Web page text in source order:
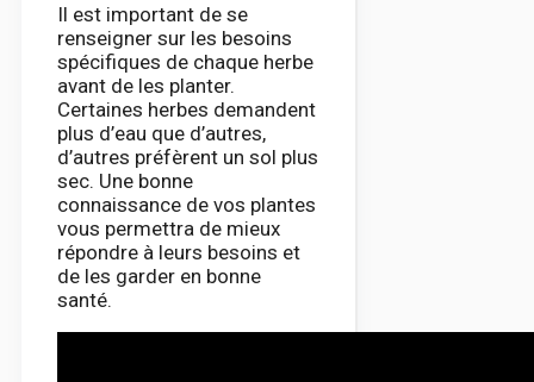
Il est important de se
renseigner sur les besoins
spécifiques de chaque herbe
avant de les planter.
Certaines herbes demandent
plus d’eau que d’autres,
d’autres préfèrent un sol plus
sec. Une bonne
connaissance de vos plantes
vous permettra de mieux
répondre à leurs besoins et
de les garder en bonne
santé.